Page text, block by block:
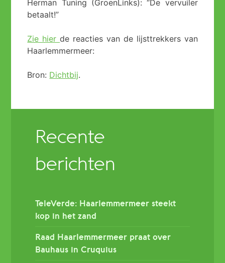
Herman Tuning (GroenLinks): “De vervuiler
betaalt!”
Zie hierde reacties van de lijsttrekkers van
Haarlemmermeer:
Bron: Dichtbij.
Recente
berichten
TeleVerde: Haarlemmermeer steekt
kop in het zand
Raad Haarlemmermeer praat over
Bauhaus in Cruquius